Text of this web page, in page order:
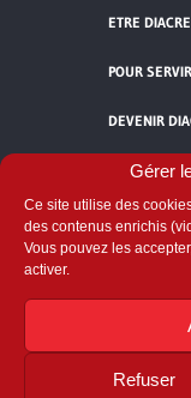
Gérer
Ce site utilise des
des contenus enrichis
Vous pouvez les
activer.
Refuser
ETRE DIACRE
POUR SERVIR
DEVENIR
ACCUEIL